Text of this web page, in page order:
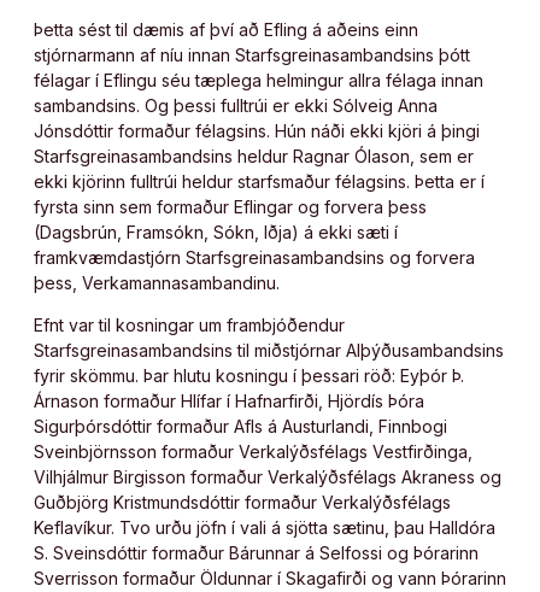
Þetta sést til dæmis af því að Efling á aðeins einn
stjórnarmann af níu innan Starfsgreinasambandsins þótt
félagar í Eflingu séu tæplega helmingur allra félaga innan
sambandsins. Og þessi fulltrúi er ekki Sólveig Anna
Jónsdóttir formaður félagsins. Hún náði ekki kjöri á þingi
Starfsgreinasambandsins heldur Ragnar Ólason, sem er
ekki kjörinn fulltrúi heldur starfsmaður félagsins. Þetta er í
fyrsta sinn sem formaður Eflingar og forvera þess
(Dagsbrún, Framsókn, Sókn, Iðja) á ekki sæti í
framkvæmdastjórn Starfsgreinasambandsins og forvera
þess, Verkamannasambandinu.
Efnt var til kosningar um frambjóðendur
Starfsgreinasambandsins til miðstjórnar Alþýðusambandsins
fyrir skömmu. Þar hlutu kosningu í þessari röð: Eyþór Þ.
Árnason formaður Hlífar í Hafnarfirði, Hjördís Þóra
Sigurþórsdóttir formaður Afls á Austurlandi, Finnbogi
Sveinbjörnsson formaður Verkalýðsfélags Vestfirðinga,
Vilhjálmur Birgisson formaður Verkalýðsfélags Akraness og
Guðbjörg Kristmundsdóttir formaður Verkalýðsfélags
Keflavíkur. Tvo urðu jöfn í vali á sjötta sætinu, þau Halldóra
S. Sveinsdóttir formaður Bárunnar á Selfossi og Þórarinn
Sverrisson formaður Öldunnar í Skagafirði og vann Þórarinn